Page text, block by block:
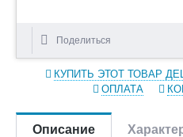
Поделиться
КУПИТЬ ЭТОТ ТОВАР
ОПЛАТА
Описание